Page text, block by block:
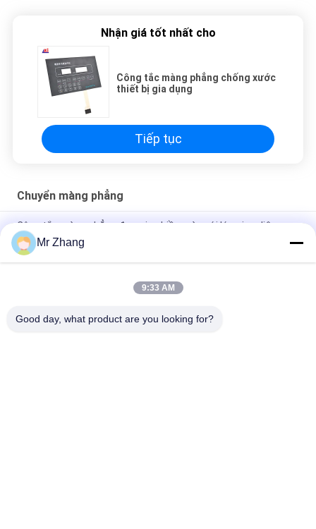
Nhận giá tốt nhất cho
Công tắc màng phẳng chống xước
thiết bị gia dụng
Tiếp tục
Chuyển màng phẳng
Công tắc màng phẳng được in nhiều màu với lớp giao diện
người
Biểu trưng tùy chỉnh Bàn phím hình vòm bằng kim loại Chống
Mr Zhang
9:33 AM
Good day, what product are you looking for?